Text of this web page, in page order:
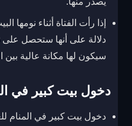
إذا رأت الفتاة أثناء نومها
دلالة على أنها ستحصل
سيكون لها مكانة عالية بين
دخول بيت كبير في
دخول بيت كبير في المنام